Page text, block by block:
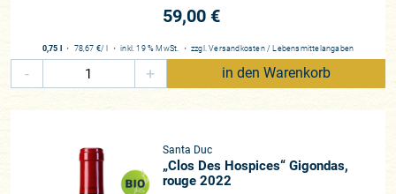
zum Ausdruck zu bringen, aus. Und der fleißige Benjamin hat
mit dem Jahrgang 2017, das gesamte Gut nach
biodynamischem Demeter-Standard zertifizieren lassen. Das
Ergebnis ist schlichtweg sensationell. Parkers Verkoster
schreibt: „Ich bin sicher, es wird einige Gefühle verletzen,
wenn ich sage, dass ein ‚Outsider‘ wie Gras einige der
herstellt.“ Kann es ein größeres Kompliment geben?
Übrigens: Nicht nur die Spitzengewächse gehören zum
59,00 €
0,75 l ・ 78,67 €/ l ・inkl. 19 % MwSt. ・ zzgl.Versandkosten / Lebensmittelangaben
- + in den Warenkorb
Santa Duc
„Clos Des Hospices“ Gigondas,
rouge 2022